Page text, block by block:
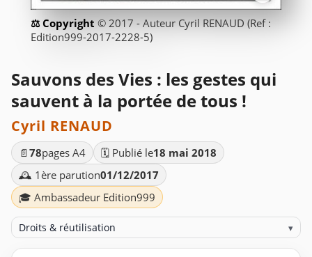
© 2017 - Auteur Cyril RENAUD (Ref :
Edition999-2017-2228-5)
Sauvons des Vies : les gestes qui
sauvent à la portée de tous !
Cyril RENAUD
📄 78pages A4 🗓️ Publié le18 mai 2018
🕰️ 1ère parution01/12/2017
🎓 Ambassadeur Edition999
Droits & réutilisation ▾